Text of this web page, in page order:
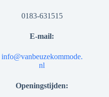
0183-631515
E-mail:
info@vanbeuzekommode.
nl
Openingstijden: